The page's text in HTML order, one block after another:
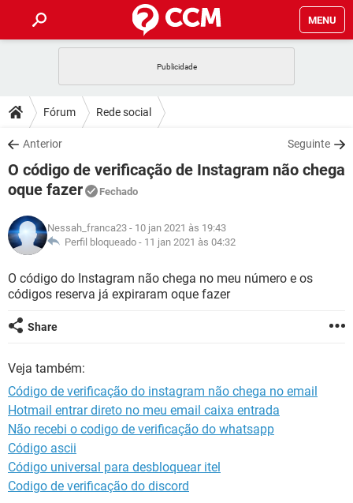
MENU
CELULAR
OUTLOOK
INSTAGRAM GMAIL
GUIA DE COMPRAS
DICAS
JOGOS
OUTLOOK
GUIA DE COMPRAS
DOWNLOADS
JOGOS WHATSAPP
CELULAR
OUTLOOK EXCEL
INSTAGRAM
GUIA DE COMPRAS
CELULAR FACEBOOK
INSTAGRAM GMAIL
GUIA DE COMPRAS
GLOSSÁRIO
JOGOS
CELULAR FACEBOOK
INSTAGRAM
Fórum Rede social
Anterior Seguinte
O código de verificação de Instagram não chega
oque fazer
Fechado
Nessah_franca23 - 10 jan 2021 às 19:43
Perfil bloqueado - 11 jan 2021 às 04:32
O código do Instagram não chega no meu número e os
códigos reserva já expiraram oque fazer
Share
Veja também:
Código de verificação do instagram não chega no email
Hotmail entrar direto no meu email caixa entrada
Não recebi o codigo de verificação do whatsapp
Código ascii
Código universal para desbloquear itel
Codigo de verificação do discord